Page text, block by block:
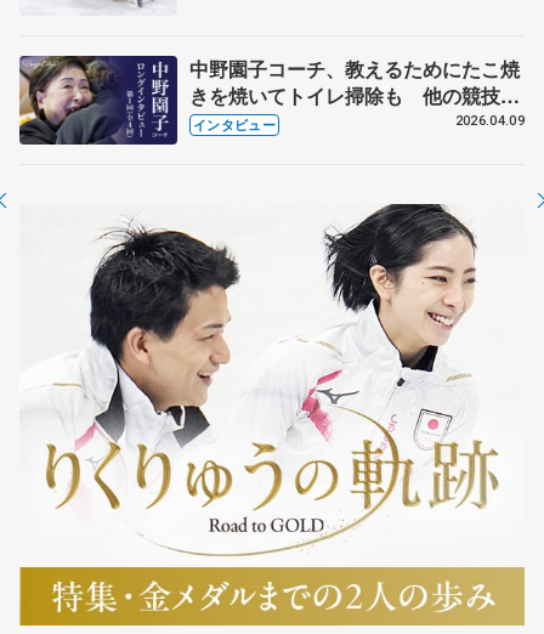
中野園子コーチ、教えるためにたこ焼
きを焼いてトイレ掃除も 他の競技に
も通用するという坂本花織の筋肉
インタビュー 2026.04.09